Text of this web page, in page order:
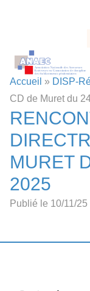
Accueil » DISP-
CD de Muret du
MURET
2025
Publié le 10/11/25